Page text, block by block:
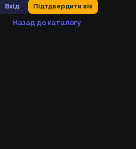
Вхід Підтдвердити вік
Назад до каталогу